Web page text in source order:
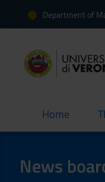
Department of
Home
current
News